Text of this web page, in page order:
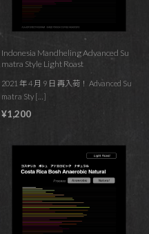
Indonesia Mandheling Advanced Su
matra Style Light Roast
2021 年 4 月 9 日 再入荷！ Advanced Su
matra Sty […]
¥1,200